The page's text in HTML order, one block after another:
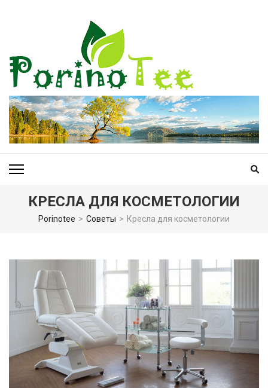
Enter)
PORINOTEE.COM
КРЕСЛА ДЛЯ КОСМЕТОЛОГИИ
Porinotee > Советы > Кресла для косметологии